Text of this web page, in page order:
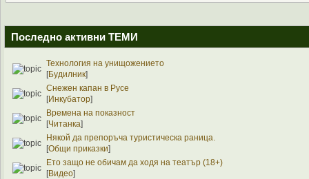
Последно активни ТЕМИ
Технология на унищожението
[Будилник]
Снежен капан в Русе
[Инкубатор]
Времена на показност
[Читанка]
Някой да препоръча туристическа раница.
[Общи приказки]
Ето защо не обичам да ходя на театър (18+)
[Видео]